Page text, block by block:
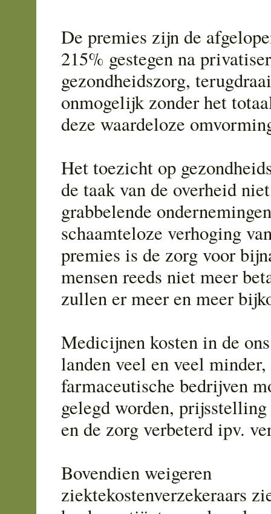
De premies zijn de
215% gestegen na
gezondheidszorg,
onmogelijk zonder het
deze waardeloze
Het toezicht op
de taak van de overheid
grabbelende
schaamteloze verhoging
premies is de zorg voor
mensen reeds niet meer
zullen er meer en meer
Medicijnen kosten in de
landen veel en veel
farmaceutische bedrijven
gelegd worden, prijsstelling
en de zorg verbeterd ipv.
Bovendien weigeren
ziektekostenverzekeraars